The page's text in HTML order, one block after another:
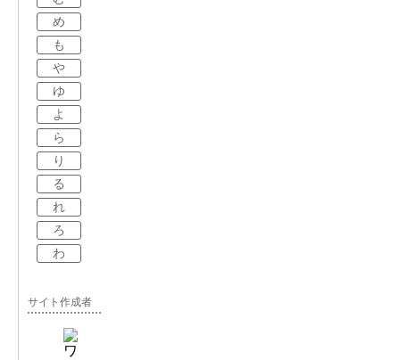
め
も
や
ゆ
よ
ら
り
る
れ
ろ
わ
サイト作成者